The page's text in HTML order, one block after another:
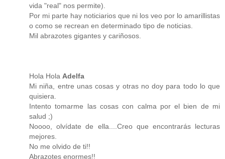
vida "real" nos permite).
Por mi parte hay noticiarios que ni los veo por lo amarillistas
o como se recrean en determinado tipo de noticias.
Mil abrazotes gigantes y cariñosos.
Hola Hola Adelfa
Mi niña, entre unas cosas y otras no doy para todo lo que
quisiera.
Intento tomarme las cosas con calma por el bien de mi
salud ;)
Noooo, olvídate de ella....Creo que encontrarás lecturas
mejores.
No me olvido de ti!!
Abrazotes enormes!!